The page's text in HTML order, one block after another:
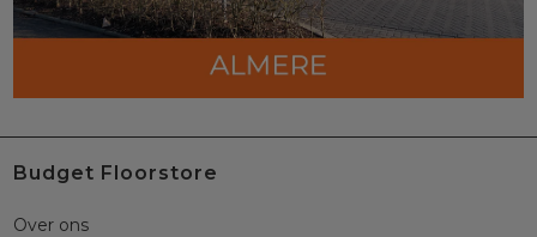
Budget Floorstore
Over ons